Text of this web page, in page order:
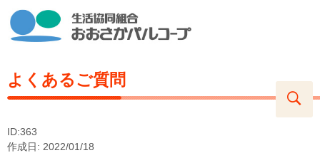
よくあるご質問
ID:363
作成日: 2022/01/18